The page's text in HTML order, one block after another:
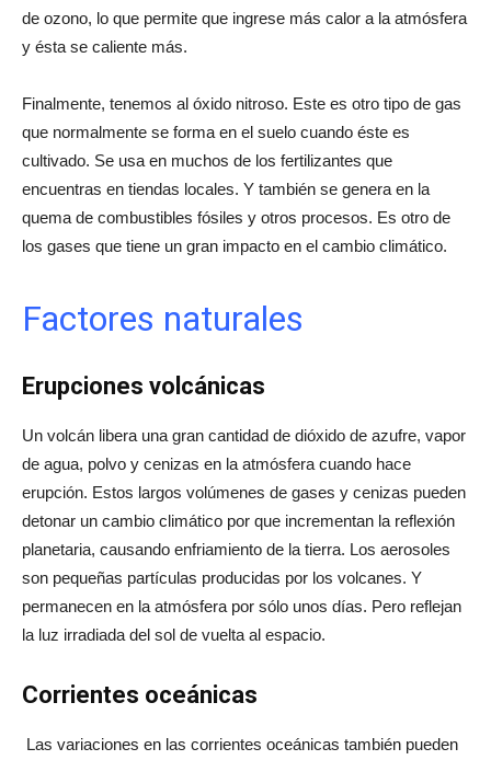
de ozono, lo que permite que ingrese más calor a la atmósfera
y ésta se caliente más.
Finalmente, tenemos al óxido nitroso. Este es otro tipo de gas
que normalmente se forma en el suelo cuando éste es
cultivado. Se usa en muchos de los fertilizantes que
encuentras en tiendas locales. Y también se genera en la
quema de combustibles fósiles y otros procesos. Es otro de
los gases que tiene un gran impacto en el cambio climático.
Factores naturales
Erupciones volcánicas
Un volcán libera una gran cantidad de dióxido de azufre, vapor
de agua, polvo y cenizas en la atmósfera cuando hace
erupción. Estos largos volúmenes de gases y cenizas pueden
detonar un cambio climático por que incrementan la reflexión
planetaria, causando enfriamiento de la tierra. Los aerosoles
son pequeñas partículas producidas por los volcanes. Y
permanecen en la atmósfera por sólo unos días. Pero reflejan
la luz irradiada del sol de vuelta al espacio.
Corrientes oceánicas
Las variaciones en las corrientes oceánicas también pueden